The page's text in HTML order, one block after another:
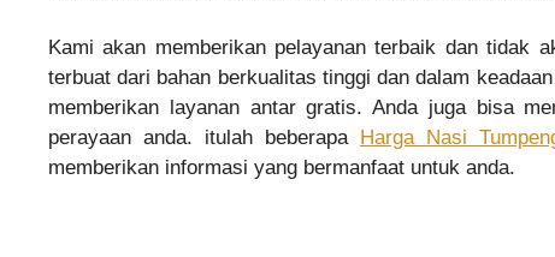
Kami akan memberikan pelayanan terbaik dan tidak
terbuat dari bahan berkualitas tinggi dan dalam
memberikan layanan antar gratis. Anda juga bisa
perayaan anda. itulah beberapa
Harga Nasi
memberikan informasi yang bermanfaat untuk anda.